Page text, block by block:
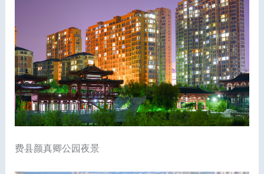
费县颜真卿公园夜景